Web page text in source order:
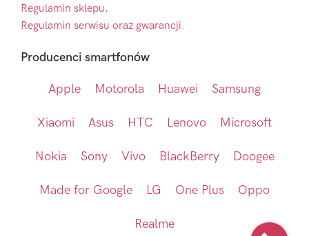
Regulamin sklepu.
Regulamin serwisu oraz gwarancji.
Producenci smartfonów
Apple Motorola Huawei Samsung
Xiaomi Asus HTC Lenovo Microsoft
Nokia Sony Vivo BlackBerry Doogee
Made for Google LG One Plus Oppo
Realme